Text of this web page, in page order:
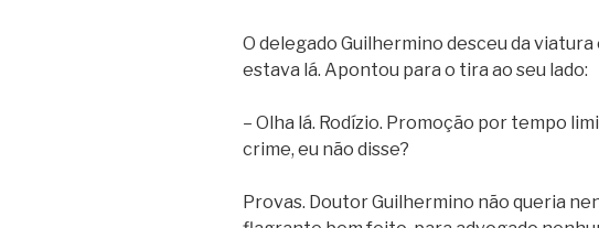
O delegado Guilhermino desceu da
estava lá. Apontou para o tira ao seu lado:
– Olha lá. Rodízio. Promoção por tempo
crime, eu não disse?
Provas. Doutor Guilhermino não queria